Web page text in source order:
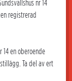
nr 14
registrerad
14 en oberoende
Ta del av ert